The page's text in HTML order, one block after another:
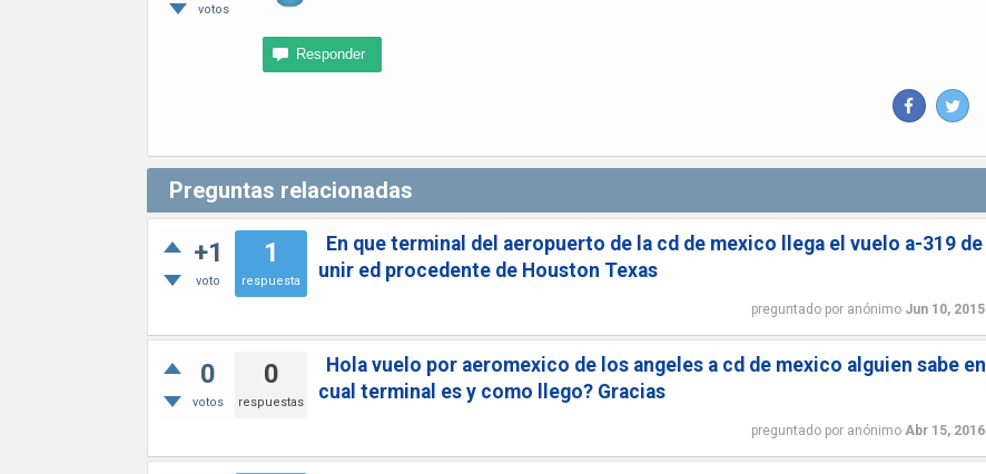
votos
Preguntas relacionadas
+1
voto
1
respuesta
En que terminal del aeropuerto de la cd de mexico llega el vuelo a-319 de
unir ed procedente de Houston Texas
preguntado por anónimo Jun 10, 2015
0
votos
0
respuestas
Hola vuelo por aeromexico de los angeles a cd de mexico alguien sabe en
cual terminal es y como llego? Gracias
preguntado por anónimo Abr 15, 2016